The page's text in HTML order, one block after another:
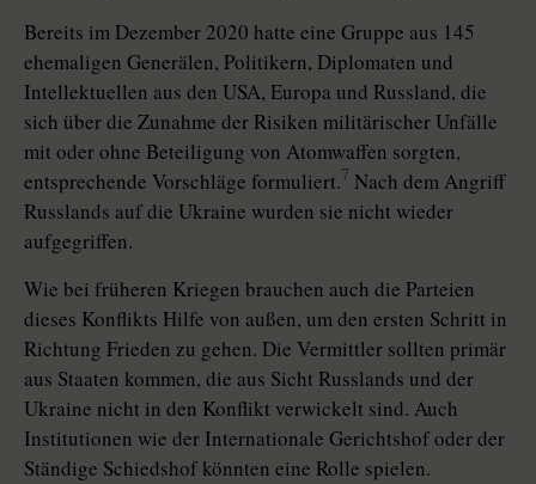
Bereits im Dezember 2020 hatte eine Gruppe aus 145
ehemaligen Generälen, Politikern, Diplomaten und
Intellektuellen aus den USA, Europa und Russland, die
sich über die Zunahme der Risiken militärischer Unfälle
mit oder ohne Beteiligung von Atomwaffen sorgten,
entsprechende Vorschläge formuliert.7 Nach dem Angriff
Russlands auf die Ukraine wurden sie nicht wieder
aufgegriffen.
Wie bei früheren Kriegen brauchen auch die Parteien
dieses Konflikts Hilfe von außen, um den ersten Schritt in
Richtung Frieden zu gehen. Die Vermittler sollten primär
aus Staaten kommen, die aus Sicht Russlands und der
Ukraine nicht in den Konflikt verwickelt sind. Auch
Institutionen wie der Internationale Gerichtshof oder der
Ständige Schiedshof könnten eine Rolle spielen.